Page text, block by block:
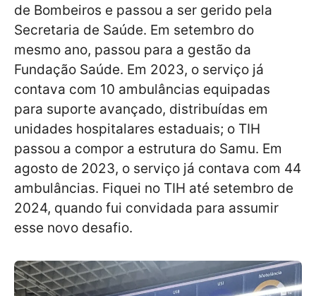
de Bombeiros e passou a ser gerido pela
Secretaria de Saúde. Em setembro do
mesmo ano, passou para a gestão da
Fundação Saúde. Em 2023, o serviço já
contava com 10 ambulâncias equipadas
para suporte avançado, distribuídas em
unidades hospitalares estaduais; o TIH
passou a compor a estrutura do Samu. Em
agosto de 2023, o serviço já contava com 44
ambulâncias. Fiquei no TIH até setembro de
2024, quando fui convidada para assumir
esse novo desafio.